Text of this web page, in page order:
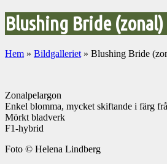
Blushing Bride (zonal)
Hem » Bildgalleriet » Blushing Bride
Zonalpelargon
Enkel blomma, mycket skiftande i färg
Mörkt bladverk
F1-hybrid
Foto © Helena Lindberg